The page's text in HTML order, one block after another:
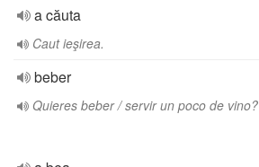
a căuta
Caut ieşirea.
beber
Quieres beber / servir un poco de vino?